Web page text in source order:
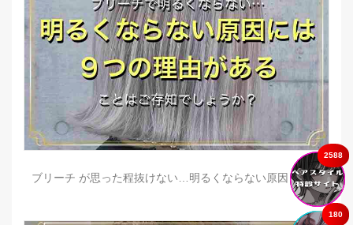
ブリーチ が思った程抜けない…明るくならない原因とは？
180
2588